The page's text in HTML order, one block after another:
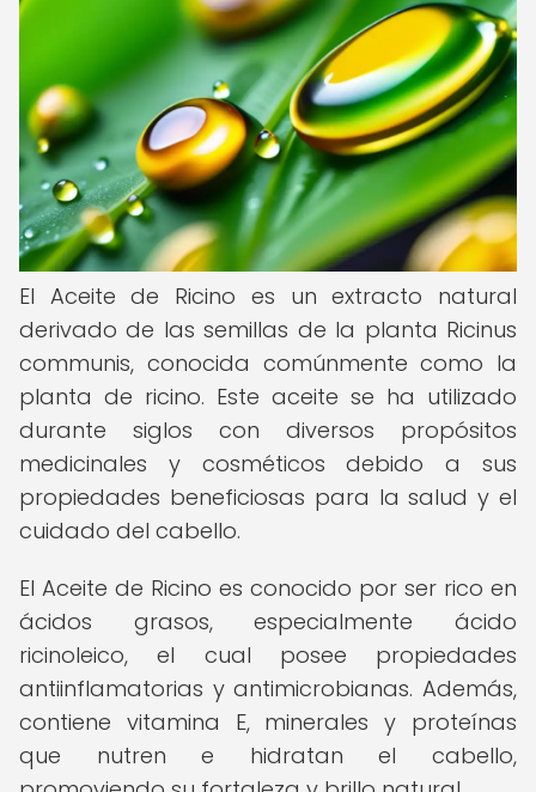
El Aceite de Ricino es un extracto natural
derivado de las semillas de la planta Ricinus
communis, conocida comúnmente como la
planta de ricino. Este aceite se ha utilizado
durante siglos con diversos propósitos
medicinales y cosméticos debido a sus
propiedades beneficiosas para la salud y el
cuidado del cabello.
El Aceite de Ricino es conocido por ser rico en
ácidos grasos, especialmente ácido
ricinoleico, el cual posee propiedades
antiinflamatorias y antimicrobianas. Además,
contiene vitamina E, minerales y proteínas
que nutren e hidratan el cabello,